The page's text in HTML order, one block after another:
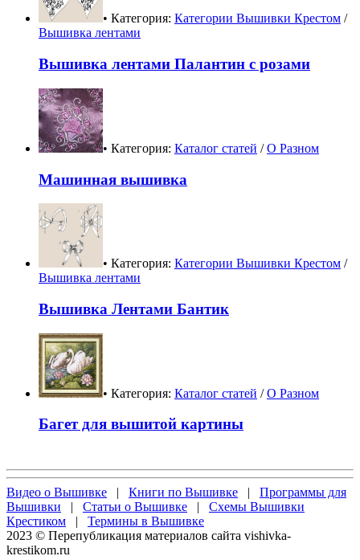
• Категория: Категории Вышивки Крестом /
Вышивка лентами
Вышивка лентами Палантин с розами
• Категория: Каталог статей /О Разном
Машинная вышивка
• Категория: Категории Вышивки Крестом /
Вышивка лентами
Вышивка Лентами Бантик
• Категория: Каталог статей /О Разном
Багет для вышитой картины
Видео о Вышивке | Книги по Вышивке | Программы для
Вышивки | Статьи о Вышивке | Схемы Вышивки
Крестиком | Термины в Вышивке
2023 © Перепубликация материалов сайта vishivka-
krestikom.ru